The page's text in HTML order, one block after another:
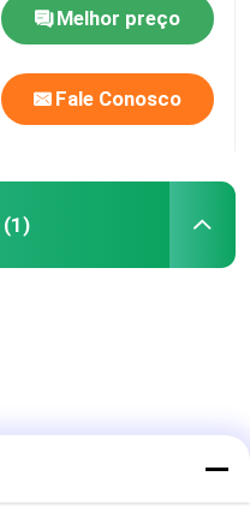
ambulânciaMelhor preço
Fale Conosco
(1)